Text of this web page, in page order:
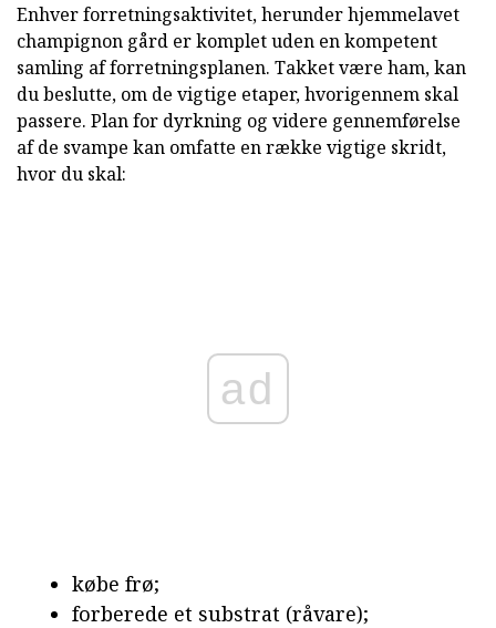
Enhver forretningsaktivitet, herunder hjemmelavet
champignon gård er komplet uden en kompetent
samling af forretningsplanen. Takket være ham, kan
du beslutte, om de vigtige etaper, hvorigennem skal
passere. Plan for dyrkning og videre gennemførelse
af de svampe kan omfatte en række vigtige skridt,
hvor du skal:
ad
købe frø;
forberede et substrat (råvare);